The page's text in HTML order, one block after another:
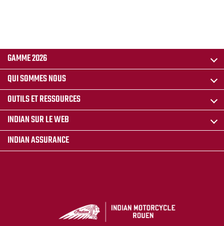
GAMME 2026
QUI SOMMES NOUS
OUTILS ET RESSOURCES
INDIAN SUR LE WEB
INDIAN ASSURANCE